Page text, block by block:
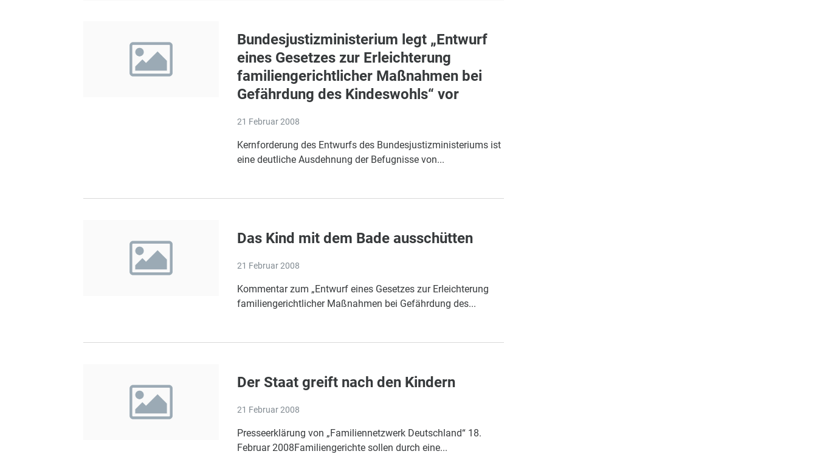
Bundesjustizministerium legt „Entwurf
eines Gesetzes zur Erleichterung
familiengerichtlicher Maßnahmen bei
Gefährdung des Kindeswohls“ vor
21 Februar 2008
Kernforderung des Entwurfs des Bundesjustizministeriums ist
eine deutliche Ausdehnung der Befugnisse von...
Das Kind mit dem Bade ausschütten
21 Februar 2008
Kommentar zum „Entwurf eines Gesetzes zur Erleichterung
familiengerichtlicher Maßnahmen bei Gefährdung des...
Der Staat greift nach den Kindern
21 Februar 2008
Presseerklärung von „Familiennetzwerk Deutschland“ 18.
Februar 2008Familiengerichte sollen durch eine...